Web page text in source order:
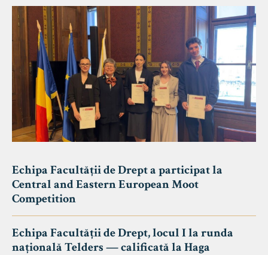
Echipa Facultății de Drept a participat la
Central and Eastern European Moot
Competition
Echipa Facultății de Drept, locul I la runda
națională Telders — calificată la Haga